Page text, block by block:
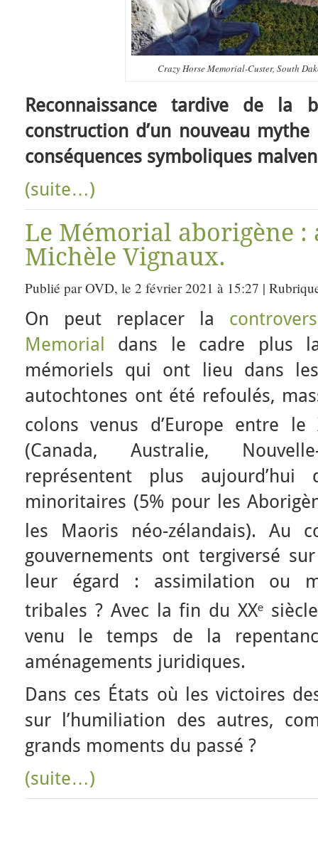
Crazy Horse Memorial-Custer, South
Reconnaissance tardive de la
construction d’un nouveau
conséquences symboliques
(suite…)
Le Mémorial aborigène :
Michèle Vignaux.
Publié par OVD, le 2 février 2021 à 15:27 |
On peut replacer la
Memorial
dans le cadre plus
mémoriels qui ont lieu dans
autochtones ont été refoulés,
colons venus d’Europe entre le
(Canada, Australie,
représentent plus
minoritaires (5% pour les
les Maoris néo-zélandais). Au
gouvernements ont tergiversé
leur égard : assimilation ou
tribales ? Avec la fin du XXₑ
venu le temps de la
aménagements juridiques.
Dans ces États où les victoires
sur l’humiliation des autres,
grands moments du passé ?
(suite…)